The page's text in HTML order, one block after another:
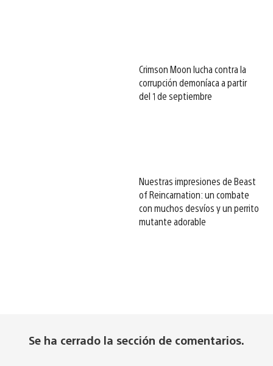
Crimson Moon lucha contra la
corrupción demoníaca a partir
del 1 de septiembre
Nuestras impresiones de Beast
of Reincarnation: un combate
con muchos desvíos y un perrito
mutante adorable
Se ha cerrado la sección de comentarios.